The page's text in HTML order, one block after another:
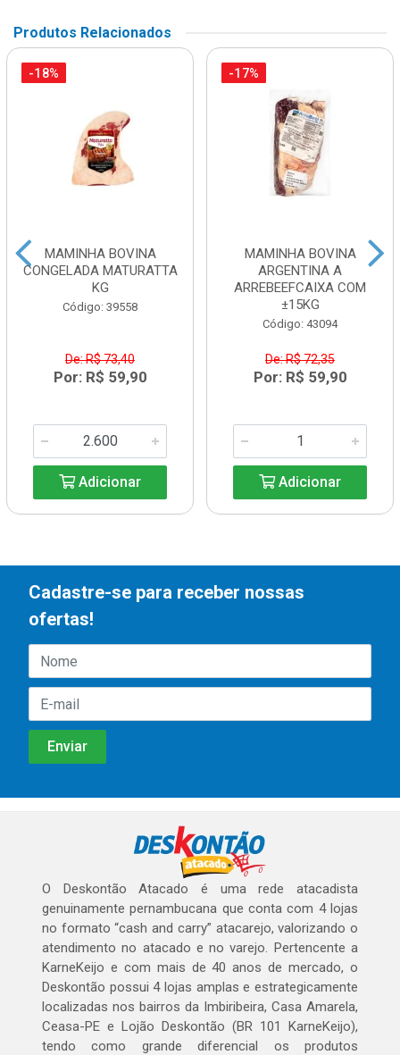
Produtos Relacionados
-18%
MAMINHA BOVINA
CONGELADA MATURATTA
KG
Código: 39558
De: R$ 73,40
Por: R$ 59,90
Adicionar
-17%
MAMINHA BOVINA
ARGENTINA A
ARREBEEFCAIXA COM
±15KG
Código: 43094
De: R$ 72,35
Por: R$ 59,90
Adicionar
Cadastre-se para receber nossas
ofertas!
O Deskontão Atacado é uma rede atacadista
genuinamente pernambucana que conta com 4 lojas
no formato “cash and carry” atacarejo, valorizando o
atendimento no atacado e no varejo. Pertencente a
KarneKeijo e com mais de 40 anos de mercado, o
Deskontão possui 4 lojas amplas e estrategicamente
localizadas nos bairros da Imbiribeira, Casa Amarela,
Ceasa-PE e Lojão Deskontão (BR 101 KarneKeijo),
tendo como grande diferencial os produtos